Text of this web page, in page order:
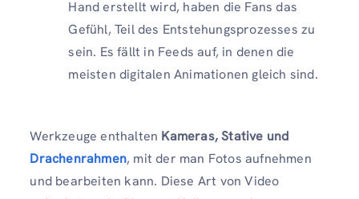
Hand erstellt wird, haben die Fans das
Gefühl, Teil des Entstehungsprozesses zu
sein. Es fällt in Feeds auf, in denen die
meisten digitalen Animationen gleich sind.
Werkzeuge enthalten Kameras, Stative und
Drachenrahmen, mit der man Fotos aufnehmen
und bearbeiten kann. Diese Art von Video